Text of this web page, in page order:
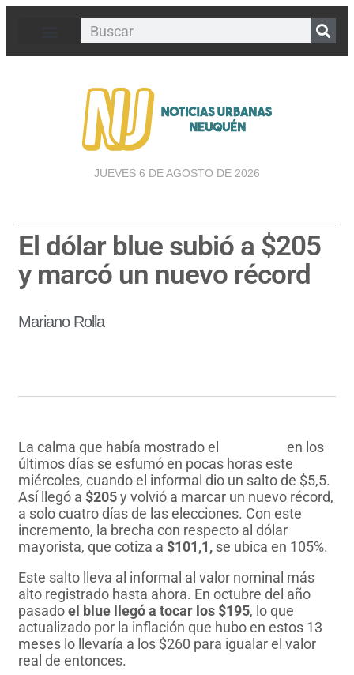
JUEVES 6 DE AGOSTO DE 2026
El dólar blue subió a $205
y marcó un nuevo récord
Mariano Rolla
La calma que había mostrado el
en los
últimos días se esfumó en pocas horas este
miércoles, cuando el informal dio un salto de $5,5.
Así llegó a $205y volvió a marcar un nuevo récord,
a solo cuatro días de las elecciones. Con este
incremento, la brecha con respecto al dólar
mayorista, que cotiza a $101,1, se ubica en 105%.
Este salto lleva al informal al valor nominal más
alto registrado hasta ahora. En octubre del año
pasadoel blue llegó a tocar los $195, lo que
actualizado por la inflación que hubo en estos 13
meses lo llevaría a los $260 para igualar el valor
real de entonces.